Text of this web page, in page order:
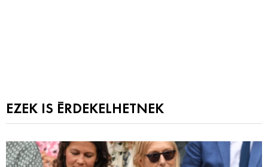
EZEK IS ÉRDEKELHETNEK